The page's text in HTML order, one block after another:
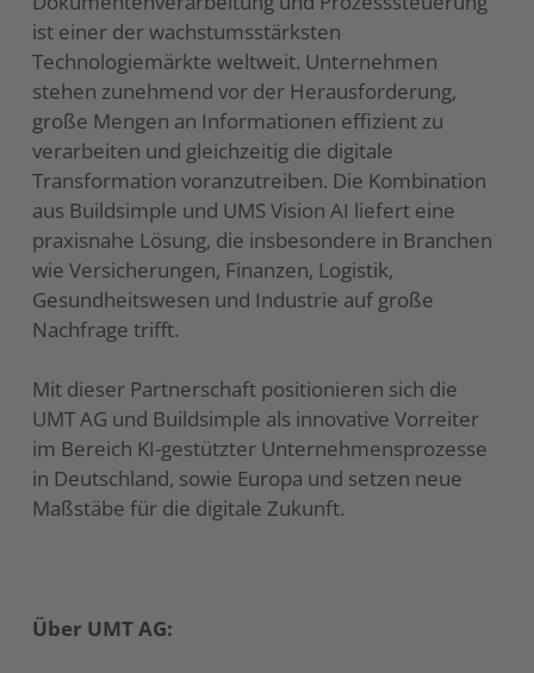
ist einer der wachstumsstärksten
Technologiemärkte weltweit. Unternehmen
stehen zunehmend vor der Herausforderung,
große Mengen an Informationen effizient zu
verarbeiten und gleichzeitig die digitale
Transformation voranzutreiben. Die Kombination
aus Buildsimple und UMS Vision AI liefert eine
praxisnahe Lösung, die insbesondere in Branchen
wie Versicherungen, Finanzen, Logistik,
Gesundheitswesen und Industrie auf große
Nachfrage trifft.
Mit dieser Partnerschaft positionieren sich die
UMT AG und Buildsimple als innovative Vorreiter
im Bereich KI-gestützter Unternehmensprozesse
in Deutschland, sowie Europa und setzen neue
Maßstäbe für die digitale Zukunft.
Über UMT AG: